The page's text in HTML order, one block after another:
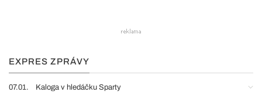
EXPRES ZPRÁVY
07.01. Kaloga v hledáčku Sparty